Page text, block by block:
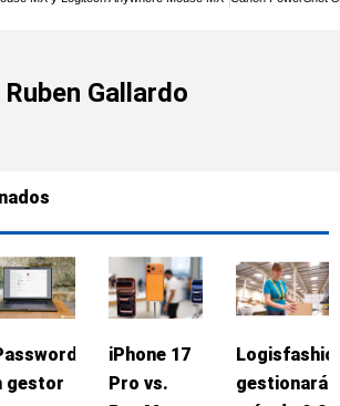
Ruben Gallardo
gestor
iPhone 17
Pro vs.
gestionará